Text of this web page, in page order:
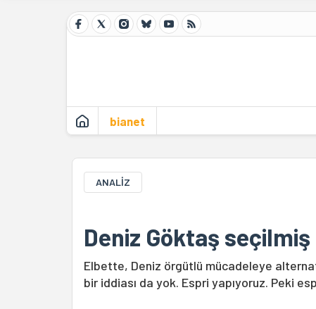
bianet
ANALİZ
Deniz Göktaş
Elbette, Deniz örgütlü mücadeleye
bir iddiası da yok. Espri yapıyoruz. Peki